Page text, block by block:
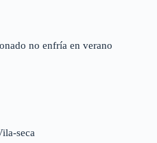
no enfría en verano
seca